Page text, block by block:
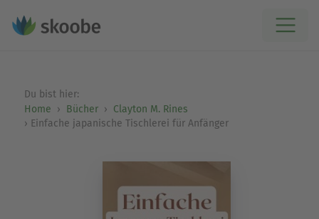
Du bist hier:
Home
Bücher
Clayton M. Rines
Einfache japanische Tischlerei für Anfänger